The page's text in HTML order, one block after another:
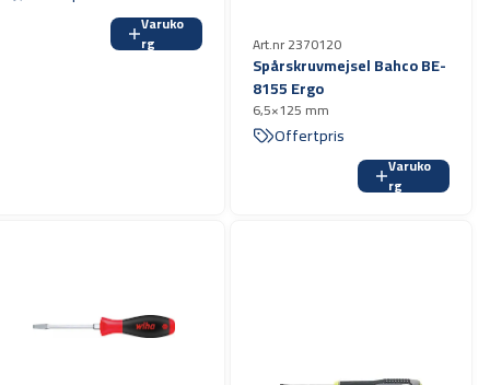
Varuko
rg Art.nr 2370120
Spårskruvmejsel Bahco BE-
8155 Ergo
6,5×125 mm
Offertpris
Varuko
rg